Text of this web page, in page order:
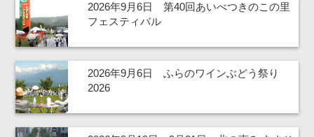
2026年9月6日 第40回あいべつきのこの里
フェスティバル
2026年9月6日 ふらのワインぶどう祭り
2026